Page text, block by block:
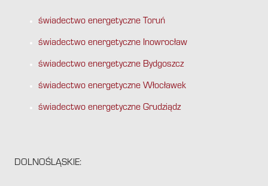
świadectwo energetyczne Toruń
świadectwo energetyczne Inowrocław
świadectwo energetyczne Bydgoszcz
świadectwo energetyczne Włocławek
świadectwo energetyczne Grudziądz
DOLNOŚLĄSKIE: